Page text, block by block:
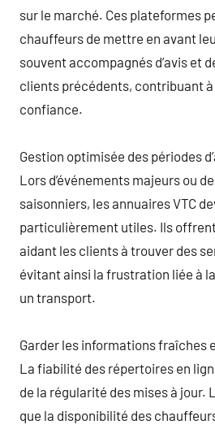
sur le marché. Ces plateformes
chauffeurs de mettre en avant
souvent accompagnés d’avis et
clients précédents, contribuant
confiance.
Gestion optimisée des périodes
Lors d’événements majeurs ou
saisonniers, les annuaires VTC
particulièrement utiles. Ils offrent
aidant les clients à trouver des
évitant ainsi la frustration liée à
un transport.
Garder les informations fraîches
La fiabilité des répertoires en
de la régularité des mises à jour.
que la disponibilité des